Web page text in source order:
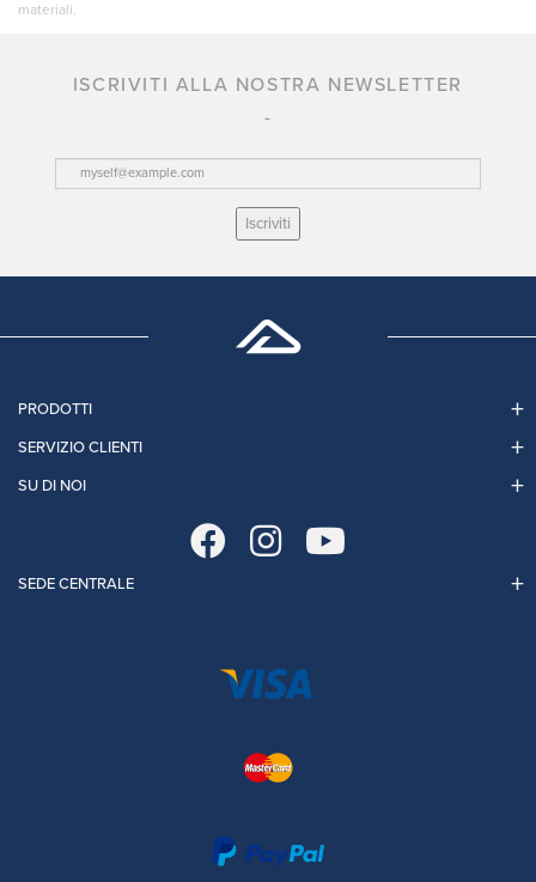
materiali.
ISCRIVITI ALLA NOSTRA NEWSLETTER
Iscriviti
PRODOTTI
SERVIZIO CLIENTI
SU DI NOI
SEDE CENTRALE